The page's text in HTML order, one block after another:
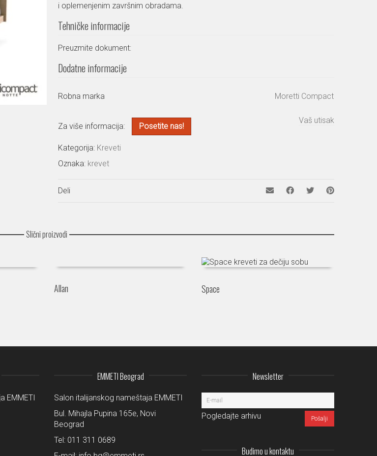
i oplemenjenim završnim obradama.
Tehničke informacije
Preuzmite dokument:
Dodatne informacije
Robna marka Moretti Compact
Za više informacija: Posetite nas!
Vaš utisak
Kategorija: Kreveti
Oznaka: krevet
Deli
Slični proizvodi
Allan Space
EMMETI
EMMETI Beograd
Salon italijanskog nameštaja EMMETI
Bul. Mihajla Pupina 165e, Novi
Beograd
Tel: 011 311 0689
Newsletter
Pogledajte arhivu
Budimo u kontaktu